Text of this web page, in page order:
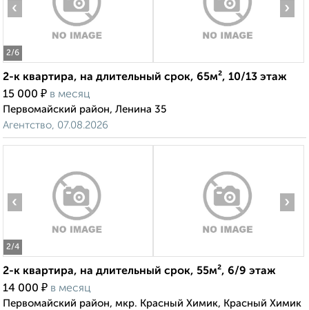
2/6
‹ ›
2-к квартира, на длительный срок, 65м², 10/13 этаж
15 000 ₽ в месяц
Первомайский район, Ленина 35
Агентство, 07.08.2026
2/4
‹ ›
2-к квартира, на длительный срок, 55м², 6/9 этаж
14 000 ₽ в месяц
Первомайский район, мкр. Красный Химик, Красный Химик